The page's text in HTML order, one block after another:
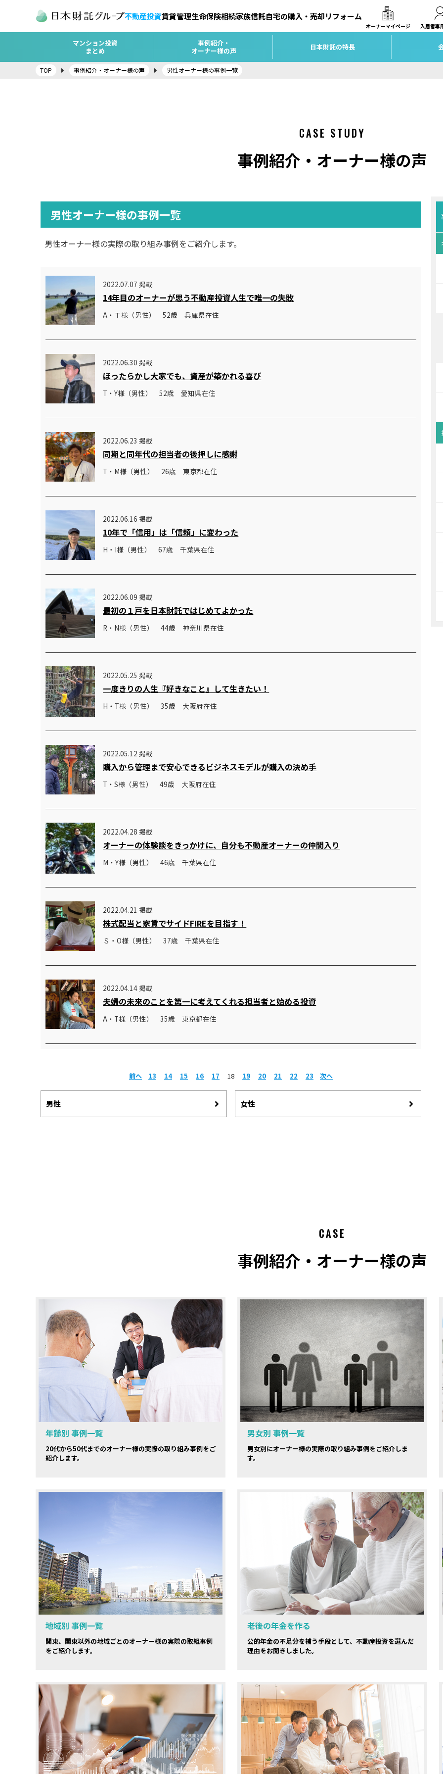
不動産投資賃貸管理生命保険相続家族信託自宅の購入・売却リフォーム
オーナーマイページ 入居者専
マンション投資
まとめ
事例紹介・
オーナー様の声
日本財託の特長
TOP 事例紹介・オーナー様の声 男性オーナー様の事例一覧
CASE STUDY
事例紹介・オーナー様の声
男性オーナー様の事例一覧
男性オーナー様の実際の取り組み事例をご紹介します。
2022.07.07 掲載
14年目のオーナーが思う不動産投資人生で唯一の失敗
A・Ｔ様（男性） 52歳 兵庫県在住
2022.06.30 掲載
ほったらかし大家でも、資産が築かれる喜び
T・Y様（男性） 52歳 愛知県在住
2022.06.23 掲載
同期と同年代の担当者の後押しに感謝
T・M様（男性） 26歳 東京都在住
2022.06.16 掲載
10年で「信用」は「信頼」に変わった
H・I様（男性） 67歳 千葉県在住
2022.06.09 掲載
最初の１戸を日本財託ではじめてよかった
R・N様（男性） 44歳 神奈川県在住
2022.05.25 掲載
一度きりの人生『好きなこと』して生きたい！
H・T様（男性） 35歳 大阪府在住
2022.05.12 掲載
購入から管理まで安心できるビジネスモデルが購入の決め手
T・S様（男性） 49歳 大阪府在住
2022.04.28 掲載
オーナーの体験談をきっかけに、自分も不動産オーナーの仲間入り
M・Y様（男性） 46歳 千葉県在住
2022.04.21 掲載
株式配当と家賃でサイドFIREを目指す！
Ｓ・O様（男性） 37歳 千葉県在住
2022.04.14 掲載
夫婦の未来のことを第一に考えてくれる担当者と始める投資
A・T様（男性） 35歳 東京都在住
前へ 13 14 15 16 17 18 19 20 21 22 23 次へ
男性 女性
CASE
事例紹介・オーナー様の声
年齢別 事例一覧
20代から50代までのオーナー様の実際の取り組み事例をご
紹介します。
男女別 事例一覧
男女別にオーナー様の実際の取り組み事例をご紹介しま
す。
地域別 事例一覧
関東、関東以外の地域ごとのオーナー様の実際の取組事例
をご紹介します。
老後の年金を作る
公的年金の不足分を補う手段として、不動産投資を選んだ
理由をお聞きしました。